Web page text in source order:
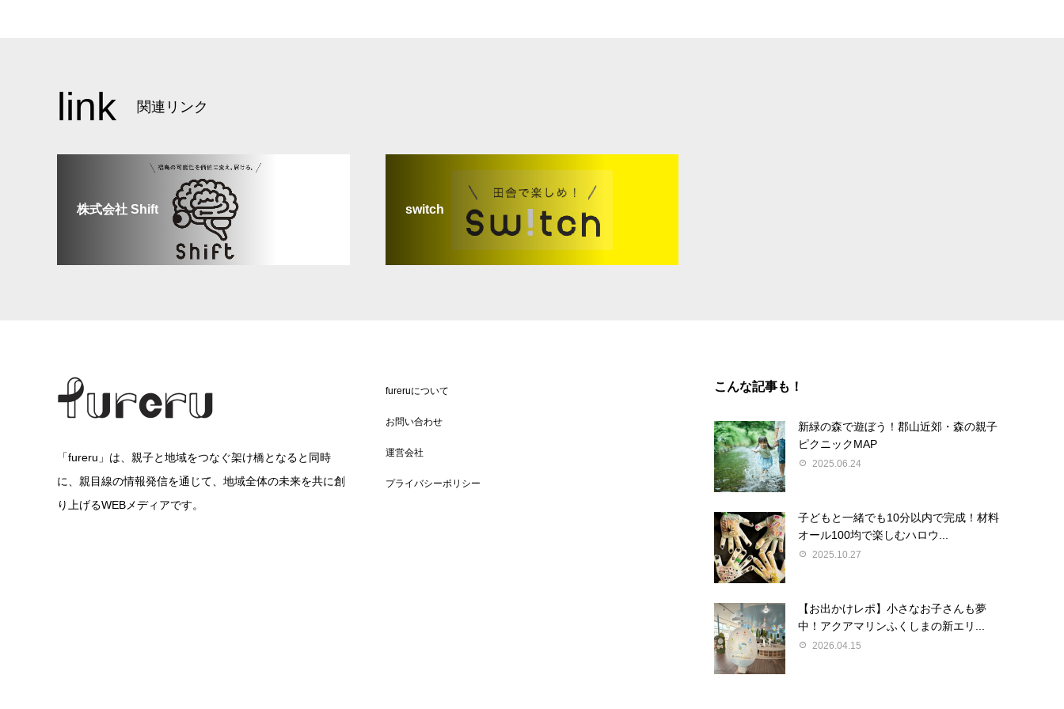
link 関連リンク
株式会社 Shift switch
「fureru」は、親子と地域をつなぐ架け橋となると同時
に、親目線の情報発信を通じて、地域全体の未来を共に創
り上げるWEBメディアです。
fureruについて
お問い合わせ
運営会社
プライバシーポリシー
こんな記事も！
新緑の森で遊ぼう！郡山近郊・森の親子
ピクニックMAP
2025.06.24
子どもと一緒でも10分以内で完成！材料
オール100均で楽しむハロウ...
2025.10.27
【お出かけレポ】小さなお子さんも夢
中！アクアマリンふくしまの新エリ...
2026.04.15